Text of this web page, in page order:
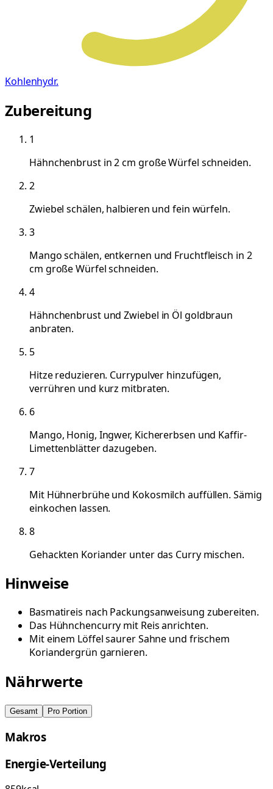
Kohlenhydr.
Zubereitung
1
Hähnchenbrust in 2 cm große Würfel schneiden.
2
Zwiebel schälen, halbieren und fein würfeln.
3
Mango schälen, entkernen und Fruchtfleisch in 2
cm große Würfel schneiden.
4
Hähnchenbrust und Zwiebel in Öl goldbraun
anbraten.
5
Hitze reduzieren. Currypulver hinzufügen,
verrühren und kurz mitbraten.
6
Mango, Honig, Ingwer, Kichererbsen und Kaffir-
Limettenblätter dazugeben.
7
Mit Hühnerbrühe und Kokosmilch auffüllen. Sämig
einkochen lassen.
8
Gehackten Koriander unter das Curry mischen.
Hinweise
Basmatireis nach Packungsanweisung zubereiten.
Das Hühnchencurry mit Reis anrichten.
Mit einem Löffel saurer Sahne und frischem
Koriandergrün garnieren.
Nährwerte
Gesamt Pro Portion
Makros
Energie-Verteilung